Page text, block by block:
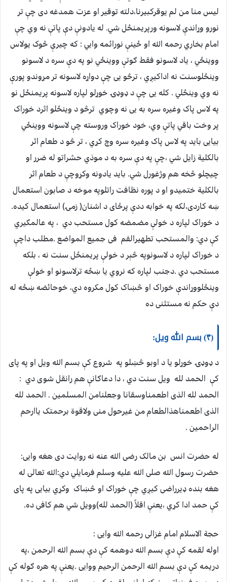
لیس منا من لم یوقرکبیرنا،دلته توقیر او عزت همدغه دی چې تر
نورو وړاندې لاسونه ورپریمنځل شي. له یادونې دې پاتې نه وي چې
امام بخاري رحمه الله او ځینې نورائمه وايي : که چیرې څوک یولاس
ووینځي ، یاد لاسونو فقط ګوتې ووینځي نو په دې سره د لاسونو
وینځلوسنت نه اداکیږي ، ترڅو یی چې دواړه لاسونه تر مړوندو پورې
نه وي وینځلي . کله یی چې د ډوډۍ خوړلو لپاره لاسونه پريمنځل نو
په لاس پاک وغیره سره به یی نه وچوي ترڅو د وینځلو اثرد خوراک
پر وخت باقي پاتې وي، خود خوراک وروسته چې لاسونه ووینځي
بیایی باید په لاس پاک وغیره سره وچ کړي ، تر څو د طعام اثر
بالکلیة زایل شي ،چې په دې سره به د موذي حشراتو له ضرر او
چیچلو څخه هم وژغورل شي. باید یادونه وکړوچې د طعام اثر
بالکلیة ختمیدو او د پوره نظافت راتلوپه موخه د صابون استعمال
ښه کاردی،لکه په خوابه ددې پرځای د اشنان( زمۍ) استعمال کیده.
د خوراک لپاره د خولې مضمضه کول مستحب دي ، په عالمګیري
کې دي: والمستحب تطهیرالفم فی جمیع المواضع .مطلب داچې
د خوراک لپاره د لاسونوپه څېر د خولې پریمنځل سنت نه ، بلکه
مستحب دي .دجنب لپاره که نروي یا ښځه ترلاسونو او خولې
وینځلووړاندې خوراک او څښاک کول مکروه دي، خوحائضه ښځه له
دې حکم نه مستثنی ده
(۴) بسم الله ویل:
د ډوډۍ خوړلو یا د اوبو څښلو په شروع کې بسم الله ویل او په پای
کې الحمد لله ویل سنت دي ، دا دعاګانې هم رانقل شوی دي :
الحمد لله الذی اطعمناوسقانا وجعلنامن المسلمین . الحمد لله
الذی اطعمناهذالطعام من غیرحول منی ولاقوة برحمتک یاارحم
الراحمین .
له حضرت انس بن مالک رضی الله عنه نه روایت دی هغه وایی:
حضرت رسول الله صلی الله علیه وسلم فرمایلي دي:الله تعالی له
هغه بنده ډیرراضی کیږي چې خوراک او څښاک وکړي بیایی په پای
کې حمد ادا کړي ،یعنې اقلاً (الحمد لله)وویل شي هم کافی ده.
حجة الاسلام امام غزالی رحمه الله وایی :
اوله لقمه کې دې بسم الله دوهمه کې دې بسم الله الرحمن ،په
دریمه کې دې بسم الله الرحمن الرحیم ووایی .يعنې په هره ګوله کې